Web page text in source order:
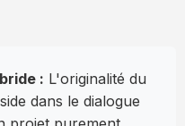
: L'originalité du
dans le dialogue